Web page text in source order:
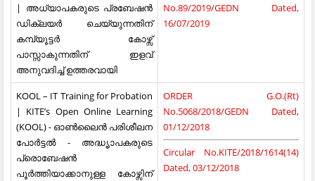
| അധ്യാപകരുടെ പ്രബേഷൻ
ഡിക്ലയർ ചെയ്യുന്നതിന്
കമ്പ്യൂട്ടർ കോഴ്സ്
പാസ്സാകുന്നതിന് ഇളവ്
അനുവദിച്ച് ഉത്തരവായി
No.89/2019/GEDN Dated,
16/07/2019
KOOL – IT Training for Probation
| KITE’s Open Online Learning
(KOOL) - ഓൺലൈൻ പരിശീലന
പോർട്ടൽ - അദ്ധൄാപകരുടെ
പ്രൊബേഷൻ
പൂർത്തിയാക്കാനുള്ള കോഴ്സിന്
ORDER G.O.(Rt)
No.5068/2018/GEDN Dated,
01/12/2018
Circular No.KITE/2018/1614(14)
Dated, 03/12/2018